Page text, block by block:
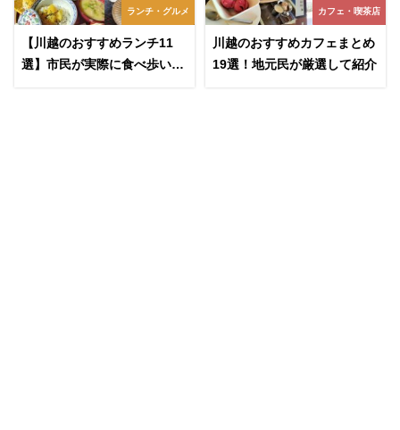
ランチ・グルメ
【川越のおすすめランチ11
選】市民が実際に食べ歩いて
カフェ・喫茶店
川越のおすすめカフェまとめ
19選！地元民が厳選して紹介